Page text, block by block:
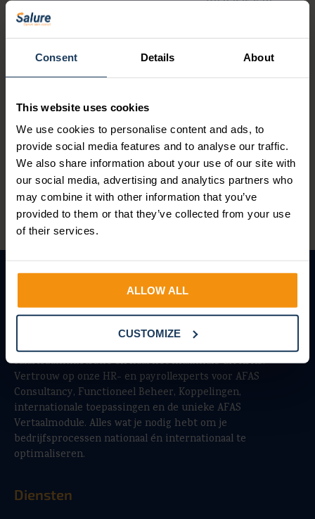
Consent Details About
This website uses cookies
We use cookies to personalise content and ads, to
provide social media features and to analyse our traffic.
We also share information about your use of our site with
our social media, advertising and analytics partners who
may combine it with other information that you’ve
provided to them or that they’ve collected from your use
of their services.
ALLOW ALL
CUSTOMIZE
interesses.
Ja, Salure mag
mijn
opslaan. *
Ontzorg je organisatie met een efficiënte
salarisadministratie en haal het maximale uit AFAS.
Vertrouw op onze HR- en payrollexperts voor AFAS
Consultancy, Functioneel Beheer, Koppelingen,
internationale toepassingen en de unieke AFAS
Vertaalmodule. Alles wat je nodig hebt om je
bedrijfsprocessen nationaal én internationaal te
optimaliseren.
Diensten